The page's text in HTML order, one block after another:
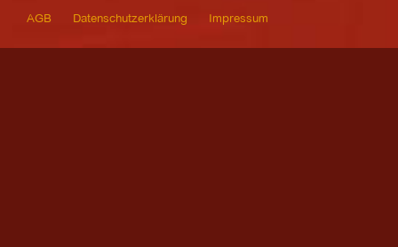
AGB Datenschutzerklärung Impressum